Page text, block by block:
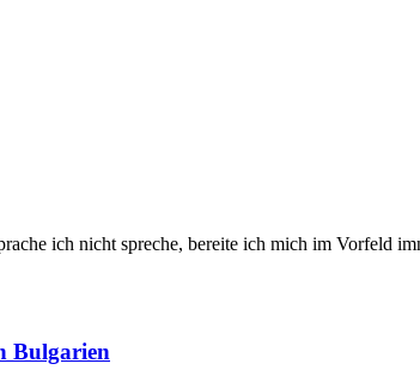
ich nicht spreche, bereite ich mich im Vorfeld
Bulgarien